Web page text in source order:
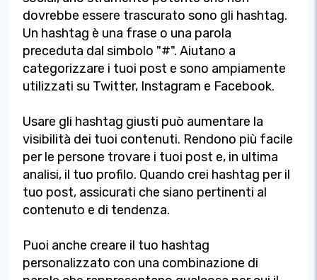
dovrebbe essere trascurato sono gli hashtag.
Un hashtag è una frase o una parola
preceduta dal simbolo "#". Aiutano a
categorizzare i tuoi post e sono ampiamente
utilizzati su Twitter, Instagram e Facebook.
Usare gli hashtag giusti può aumentare la
visibilità dei tuoi contenuti. Rendono più facile
per le persone trovare i tuoi post e, in ultima
analisi, il tuo profilo. Quando crei hashtag per il
tuo post, assicurati che siano pertinenti al
contenuto e di tendenza.
Puoi anche creare il tuo hashtag
personalizzato con una combinazione di